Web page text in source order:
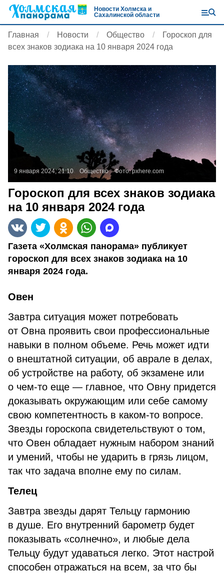
Новости Холмска и
Сахалинской области
Главная Новости Общество
Гороскоп для
всех знаков зодиака на 10 января 2024 года
9 января 2024, 21:10 Общество Фото:pxhere.com
Гороскоп для всех знаков зодиака
на 10 января 2024 года
Газета «Холмская панорама» публикует
гороскоп для всех знаков зодиака на 10
января 2024 года.
Овен
Завтра ситуация может потребовать
от Овна проявить свои профессиональные
навыки в полном объеме. Речь может идти
о внештатной ситуации, об аврале в делах,
об устройстве на работу, об экзамене или
о чем-то еще — главное, что Овну придется
доказывать окружающим или себе самому
свою компетентность в каком-то вопросе.
Звезды гороскопа свидетельствуют о том,
что Овен обладает нужным набором знаний
и умений, чтобы не ударить в грязь лицом,
так что задача вполне ему по силам.
Телец
Завтра звезды дарят Тельцу гармонию
в душе. Его внутренний барометр будет
показывать «солнечно», и любые дела
Тельцу будут удаваться легко. Этот настрой
способен отражаться на всем, за что бы